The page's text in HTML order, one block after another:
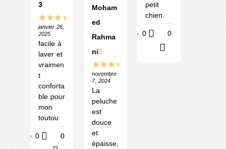
3
janvier 26,
2025
facile à
laver et
vraimen
t
conforta
ble pour
mon
toutou
Utile 0 0
Moham
ed
Rahma
ni
novembre
7, 2024
La
peluche
est
douce
et
épaisse,
petit
chien.
Utile 0 0